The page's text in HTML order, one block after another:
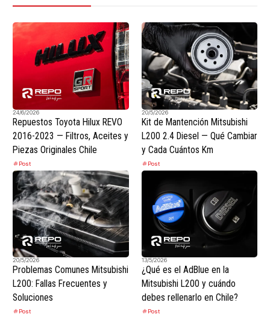
24/6/2026
Repuestos Toyota Hilux REVO
2016-2023 — Filtros, Aceites y
Piezas Originales Chile
Post
20/5/2026
Kit de Mantención Mitsubishi
L200 2.4 Diesel — Qué Cambiar
y Cada Cuántos Km
Post
20/5/2026
Problemas Comunes Mitsubishi
L200: Fallas Frecuentes y
Soluciones
Post
13/5/2026
¿Qué es el AdBlue en la
Mitsubishi L200 y cuándo
debes rellenarlo en Chile?
Post